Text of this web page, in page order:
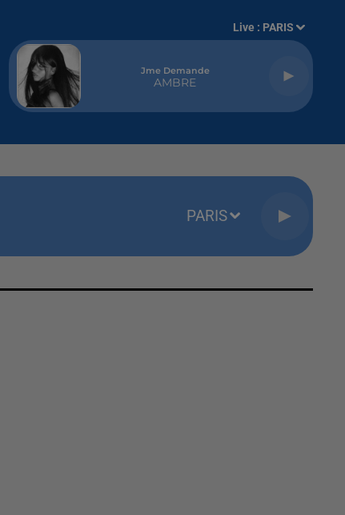
Live : PARIS
Jme Demande
AMBRE
PARIS